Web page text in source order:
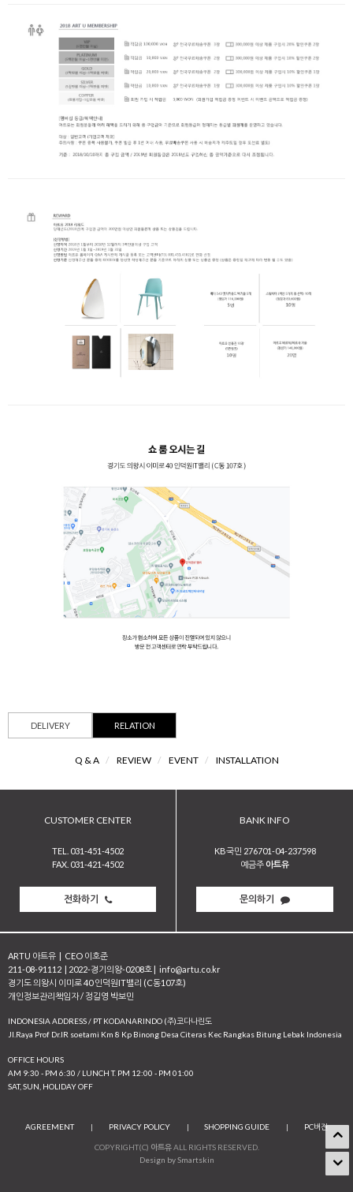
DELIVERY RELATION
Q & A / REVIEW / EVENT / INSTALLATION
CUSTOMER CENTER
TEL. 031-451-4502
FAX. 031-421-4502
전화하기
BANK INFO
KB국민 276701-04-237598
예금주 아트유
문의하기
ARTU 아트유 | CEO 이호준
211-08-91112 | 2022-경기의왕-0208호 | info@artu.co.kr
경기도 의왕시 이미로 40 인덕원IT밸리 (C동107호)
개인정보관리책임자 / 정길영 박보민
INDONESIA ADDRESS / PT KODANARINDO (주)코다나린도
JI.Raya Prof Dr.IR soetami Km 8 Kp Binong Desa Citeras Kec Rangkas Bitung Lebak Indonesia
OFFICE HOURS
AM 9:30 - PM 6:30 / LUNCH T. PM 12:00 - PM 01:00
SAT, SUN, HOLIDAY OFF
AGREEMENT | PRIVACY POLICY | SHOPPING GUIDE | PC버전
COPYRIGHT(C) 아트유ALL RIGHTS RESERVED.